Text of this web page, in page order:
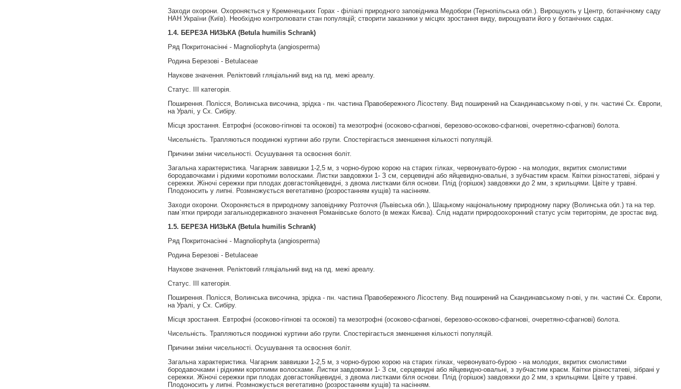
Заходи охорони. Охороняється у Кременецьких Горах - філіалі природного заповідника Медобори (Тернопільська обл.). Вирощують у Центр, ботанічному саду
НАН України (Київ). Необхідно контролювати стан популяцій; створити заказники у місцях зростання виду, вирощувати його у ботанічних садах.
1.4. БЕРЕЗА НИЗЬКА (Betula humilis Schrank)
Ряд Покритонасінні - Magnoliophyta (angiosperma)
Родина Березові - Betulaceae
Наукове значення. Реліктовий гляціальний вид на пд. межі ареалу.
Статус. III категорія.
Поширення. Полiсся, Волинська височина, зрiдка - пн. частина Правобережного Лiсостепу. Вид поширений на Скандинавському п-овi, у пн. частинi Сх. Європи,
на Уралi, у Сх. Сибiру.
Місця зростання. Евтрофнi (осоково-гiпновi та осоковi) та мезотрофнi (осоково-сфагновi, березово-осоково-сфагновi, очеретяно-сфагновi) болота.
Чисельність. Трапляються поодинокі куртини або групи. Спостерігається зменшення кількості популяцій.
Причини зміни чисельності. Осушування та освоєння боліт.
Загальна характеристика. Чагарник заввишки 1-2,5 м, з чорно-бурою корою на старих гілках, червонувато-бурою - на молодих, вкритих смолистими
бородавочками і рідкими короткими волосками. Листки завдовжки 1- З см, серцевидні або яйцевидно-овальні, з зубчастим краєм. Квітки різностатеві, зібрані у
сережки. Жіночі сережки при плодах довгастояйцевидні, з двома листками біля основи. Плід (горішок) завдовжки до 2 мм, з крильцями. Цвіте у травні.
Плодоносить у липні. Розмножується вегетативно (розростанням кущів) та насінням.
Заходи охорони. Охороняється в природному заповіднику Розточчя (Львівська обл.), Шацькому національному природному парку (Волинська обл.) та на тер.
пам`ятки природи загальнодержавного значення Романівське болото (в межах Києва). Слід надати природоохоронний статус усім територіям, де зростає вид.
1.5. БЕРЕЗА НИЗЬКА (Betula humilis Schrank)
Ряд Покритонасінні - Magnoliophyta (angiosperma)
Родина Березові - Betulaceae
Наукове значення. Реліктовий гляціальний вид на пд. межі ареалу.
Статус. III категорія.
Поширення. Полiсся, Волинська височина, зрiдка - пн. частина Правобережного Лiсостепу. Вид поширений на Скандинавському п-овi, у пн. частинi Сх. Європи,
на Уралi, у Сх. Сибiру.
Місця зростання. Евтрофнi (осоково-гiпновi та осоковi) та мезотрофнi (осоково-сфагновi, березово-осоково-сфагновi, очеретяно-сфагновi) болота.
Чисельність. Трапляються поодинокі куртини або групи. Спостерігається зменшення кількості популяцій.
Причини зміни чисельності. Осушування та освоєння боліт.
Загальна характеристика. Чагарник заввишки 1-2,5 м, з чорно-бурою корою на старих гілках, червонувато-бурою - на молодих, вкритих смолистими
бородавочками і рідкими короткими волосками. Листки завдовжки 1- З см, серцевидні або яйцевидно-овальні, з зубчастим краєм. Квітки різностатеві, зібрані у
сережки. Жіночі сережки при плодах довгастояйцевидні, з двома листками біля основи. Плід (горішок) завдовжки до 2 мм, з крильцями. Цвіте у травні.
Плодоносить у липні. Розмножується вегетативно (розростанням кущів) та насінням.